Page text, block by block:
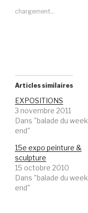
chargement…
Articles similaires
EXPOSITIONS
3 novembre 2011
Dans "balade du week
end"
15e expo peinture &
sculpture
15 octobre 2010
Dans "balade du week
end"